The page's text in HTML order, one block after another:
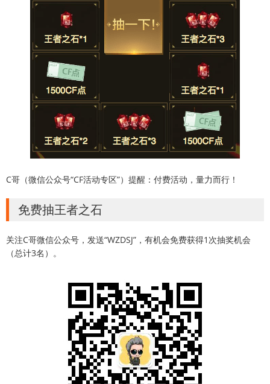
C哥（微信公众号“CF活动专区”）提醒：付费活动，量力而行！
免费抽王者之石
关注C哥微信公众号，发送“WZDSJ”，有机会免费获得1次抽奖机会
（总计3名）。